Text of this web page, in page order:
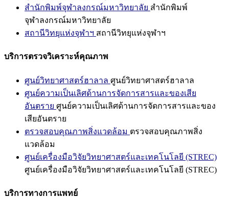
สำนักพิมพ์จุฬาลงกรณ์มหาวิทยาลัย สำนักพิมพ์
จุฬาลงกรณ์มหาวิทยาลัย
สถานีวิทยุแห่งจุฬาฯ สถานีวิทยุแห่งจุฬาฯ
บริการตรวจวิเคราะห์คุณภาพ
ศูนย์วิทยาศาสตร์ฮาลาล ศูนย์วิทยาศาสตร์ฮาลาล
ศูนย์ความเป็นเลิศด้านการจัดการสารและของเสีย
อันตราย ศูนย์ความเป็นเลิศด้านการจัดการสารและของ
เสียอันตราย
ตรวจสอบคุณภาพสิ่งแวดล้อม ตรวจสอบคุณภาพสิ่ง
แวดล้อม
ศูนย์เครื่องมือวิจัยวิทยาศาสตร์และเทคโนโลยี (STREC)
ศูนย์เครื่องมือวิจัยวิทยาศาสตร์และเทคโนโลยี (STREC)
บริการทางการแพทย์